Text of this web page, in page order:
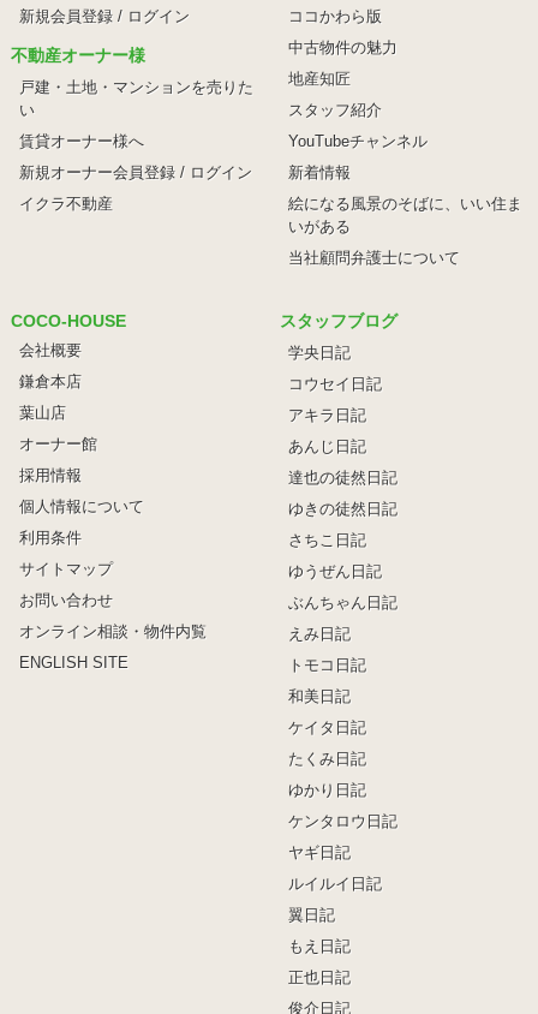
新規会員登録 / ログイン
不動産オーナー様
戸建・土地・マンションを売りた
い
賃貸オーナー様へ
新規オーナー会員登録 / ログイン
イクラ不動産
ココかわら版
中古物件の魅力
地産知匠
スタッフ紹介
YouTubeチャンネル
新着情報
絵になる風景のそばに、 いい住ま
いがある
当社顧問弁護士について
COCO-HOUSE
会社概要
鎌倉本店
葉山店
オーナー館
採用情報
個人情報について
利用条件
サイトマップ
お問い合わせ
オンライン相談・物件内覧
ENGLISH SITE
スタッフブログ
学央日記
コウセイ日記
アキラ日記
あんじ日記
達也の徒然日記
ゆきの徒然日記
さちこ日記
ゆうぜん日記
ぶんちゃん日記
えみ日記
トモコ日記
和美日記
ケイタ日記
たくみ日記
ゆかり日記
ケンタロウ日記
ヤギ日記
ルイルイ日記
翼日記
もえ日記
正也日記
俊介日記